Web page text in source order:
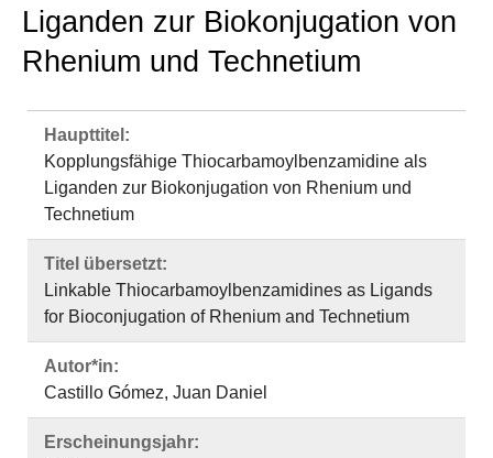
Liganden zur Biokonjugation von
Rhenium und Technetium
Haupttitel:
Kopplungsfähige Thiocarbamoylbenzamidine als
Liganden zur Biokonjugation von Rhenium und
Technetium
Titel übersetzt:
Linkable Thiocarbamoylbenzamidines as Ligands
for Bioconjugation of Rhenium and Technetium
Autor*in:
Castillo Gómez, Juan Daniel
Erscheinungsjahr: